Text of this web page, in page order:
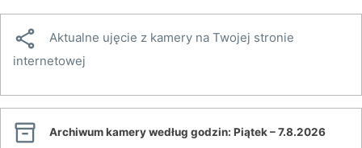

Aktualne ujęcie z kamery na Twojej stronie
internetowej
 Archiwum kamery według godzin: Piątek – 7.8.2026